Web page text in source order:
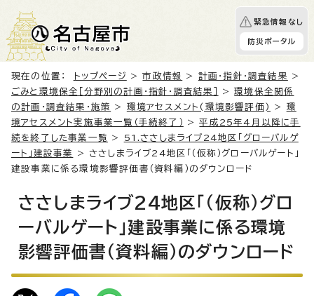
緊急情報なし
防災ポータル
現在の位置： トップページ >市政情報 > 計画・指針・調査結果
>
ごみと環境保全［分野別の計画・指針・調査結果］
>環境保全関係
の計画・調査結果・施策
> 環境アセスメント(環境影響評価) > 環
境アセスメント実施事業一覧（手続終了）
>平成25年4月以降に手
続を終了した事業一覧
>
51.ささしまライブ24地区「グローバルゲ
ート」建設事業
> ささしまライブ24地区「（仮称）グローバルゲート」
建設事業に係る環境影響評価書（資料編）のダウンロード
ささしまライブ24地区「（仮称）グロ
ーバルゲート」建設事業に係る環境
影響評価書（資料編）のダウンロード